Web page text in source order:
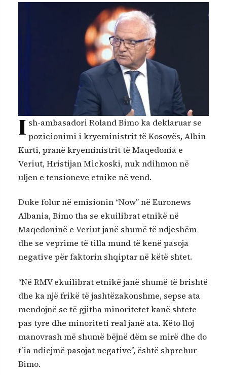
I sh-ambasadori Roland Bimo ka deklaruar se
pozicionimi i kryeministrit të Kosovës, Albin
Kurti, pranë kryeministrit të Maqedonia e
Veriut, Hristijan Mickoski, nuk ndihmon në
uljen e tensioneve etnike në vend.
Duke folur në emisionin “Now” në Euronews
Albania, Bimo tha se ekuilibrat etnikë në
Maqedoninë e Veriut janë shumë të ndjeshëm
dhe se veprime të tilla mund të kenë pasoja
negative për faktorin shqiptar në këtë shtet.
“Në RMV ekuilibrat etnikë janë shumë të brishtë
dhe ka një frikë të jashtëzakonshme, sepse ata
mendojnë se të gjitha minoritetet kanë shtete
pas tyre dhe minoriteti real janë ata. Këto lloj
manovrash më shumë bëjnë dëm se mirë dhe do
t’ia ndiejmë pasojat negative”, është shprehur
Bimo.